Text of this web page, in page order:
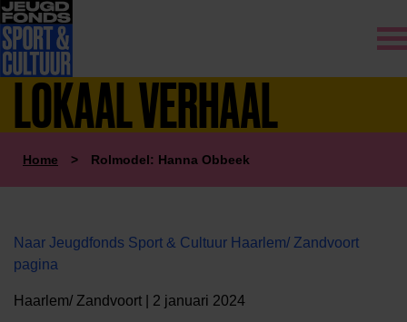
LOKAAL VERHAAL
Home > Rolmodel: Hanna Obbeek
Naar Jeugdfonds Sport & Cultuur Haarlem/ Zandvoort
pagina
Haarlem/ Zandvoort | 2 januari 2024